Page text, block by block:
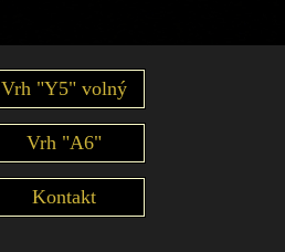
Vrh "Y5" volný
Vrh "A6"
Kontakt